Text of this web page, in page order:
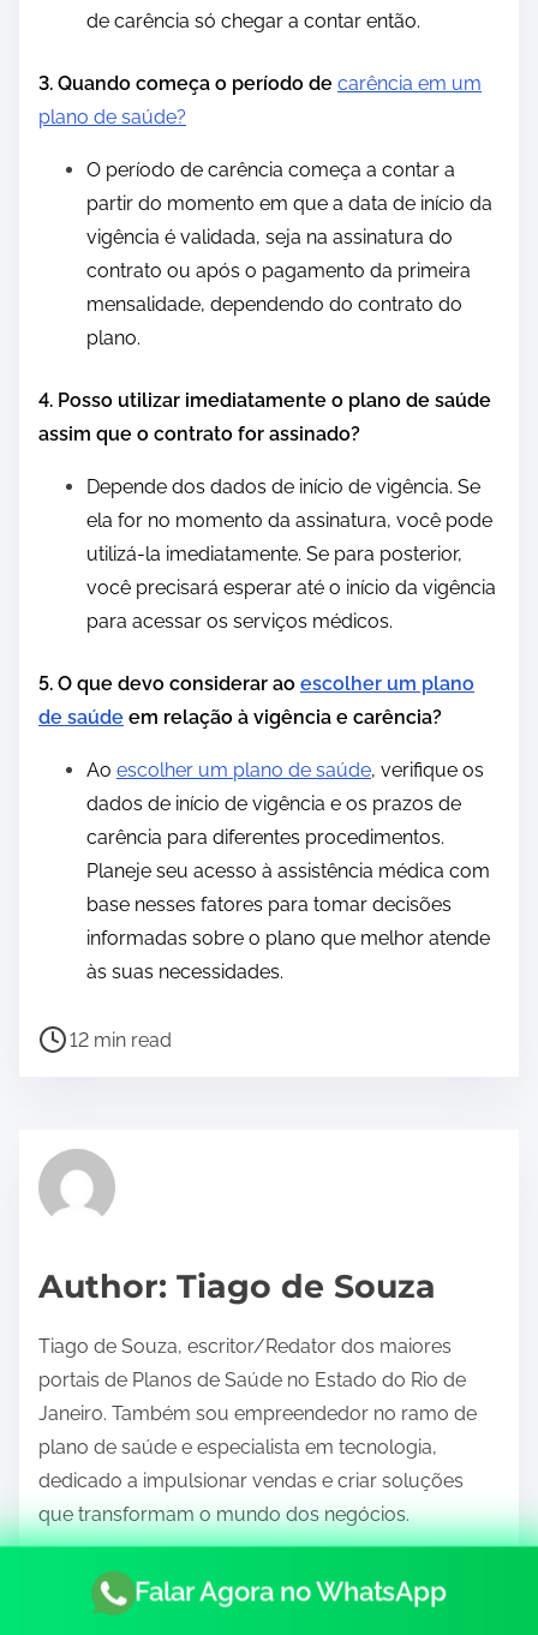
de carência só chegar a contar então.
3. Quando começa o período de carência em um
plano de saúde?
O período de carência começa a contar a
partir do momento em que a data de início da
vigência é validada, seja na assinatura do
contrato ou após o pagamento da primeira
mensalidade, dependendo do contrato do
plano.
4. Posso utilizar imediatamente o plano de saúde
assim que o contrato for assinado?
Depende dos dados de início de vigência. Se
ela for no momento da assinatura, você pode
utilizá-la imediatamente. Se para posterior,
você precisará esperar até o início da vigência
para acessar os serviços médicos.
5. O que devo considerar ao escolher um plano
de saúde em relação à vigência e carência?
Ao escolher um plano de saúde, verifique os
dados de início de vigência e os prazos de
carência para diferentes procedimentos.
Planeje seu acesso à assistência médica com
base nesses fatores para tomar decisões
informadas sobre o plano que melhor atende
às suas necessidades.
P
r
e
t
i
e
12 min read
Author: Tiago de Souza
Tiago de Souza, escritor/Redator dos maiores
portais de Planos de Saúde no Estado do Rio de
Janeiro. Também sou empreendedor no ramo de
plano de saúde e especialista em tecnologia,
dedicado a impulsionar vendas e criar soluções
que transformam o mundo dos negócios.
View all posts by Tiago de Souza >
Falar Agora no WhatsApp